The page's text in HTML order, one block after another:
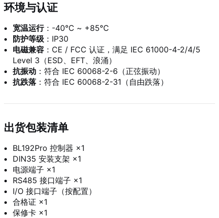
环境与认证
宽温运行：-40℃ ~ +85℃
防护等级 ：IP30
电磁兼容 ：CE / FCC 认证，满足 IEC 61000-4-2/4/5
Level 3（ESD、EFT、浪涌）
抗振动 ：符合 IEC 60068-2-6（正弦振动）
抗跌落 ：符合 IEC 60068-2-31（自由跌落）
出货包装清单
BL192Pro 控制器 ×1
DIN35 安装支架 ×1
电源端子 ×1
RS485 接口端子 ×1
I/O 接口端子（按配置）
合格证 ×1
保修卡 ×1